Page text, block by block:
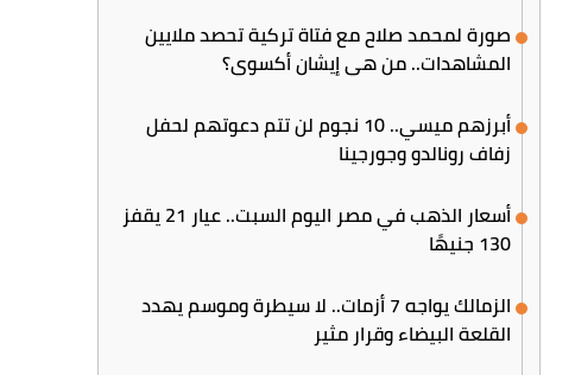
صورة لمحمد صلاح مع فتاة تركية تحصد ملايين
المشاهدات.. من هي إيشان أكسوي؟
أبرزهم ميسي.. 10 نجوم لن تتم دعوتهم لحفل
زفاف رونالدو وجورجينا
أسعار الذهب في مصر اليوم السبت.. عيار 21 يقفز
130 جنيهًا
الزمالك يواجه 7 أزمات.. لا سيطرة وموسم يهدد
القلعة البيضاء وقرار مثير